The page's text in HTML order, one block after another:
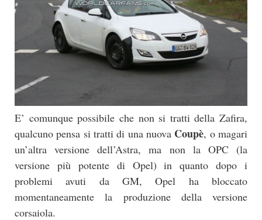
E’ comunque possibile che non si tratti della Zafira,
qualcuno pensa si tratti di una nuova Coupè, o magari
un’altra versione dell’Astra, ma non la OPC (la
versione più potente di Opel) in quanto dopo i
problemi avuti da GM, Opel ha bloccato
momentaneamente la produzione della versione
corsaiola.